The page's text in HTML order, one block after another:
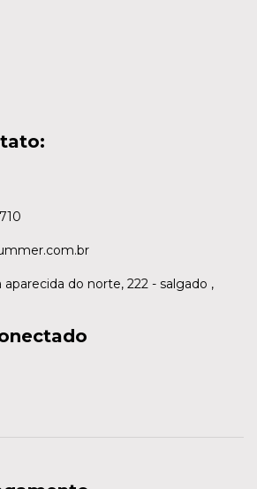
aparecida do norte, 222 - salgado ,